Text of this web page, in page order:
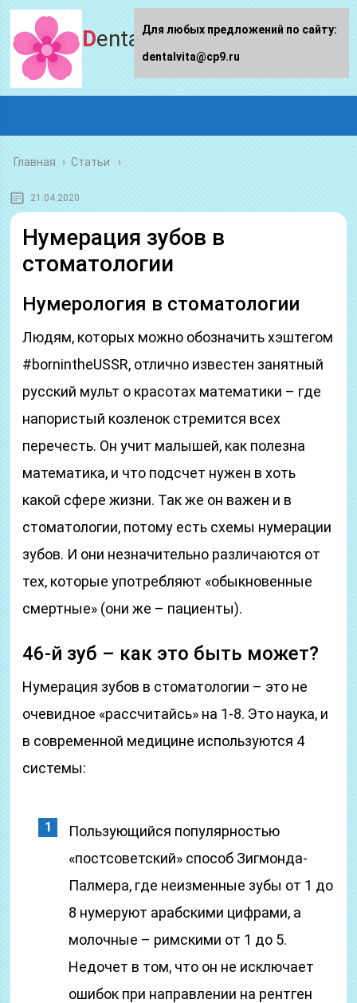
Dentalvita.ru
Главная › Статьи
21.04.2020
Нумерация зубов в
стоматологии
Нумерология в стоматологии
Людям, которых можно обозначить хэштегом
#bornintheUSSR, отлично известен занятный
русский мульт о красотах математики – где
напористый козленок стремится всех
перечесть. Он учит малышей, как полезна
математика, и что подсчет нужен в хоть
какой сфере жизни. Так же он важен и в
стоматологии, потому есть схемы нумерации
зубов. И они незначительно различаются от
тех, которые употребляют «обыкновенные
смертные» (они же – пациенты).
46-й зуб – как это быть может?
Нумерация зубов в стоматологии – это не
очевидное «рассчитайсь» на 1-8. Это наука, и
в современной медицине используются 4
системы:
Пользующийся популярностью
«постсоветский» способ Зигмонда-
Палмера, где неизменные зубы от 1 до
8 нумеруют арабскими цифрами, а
молочные – римскими от 1 до 5.
Недочет в том, что он не исключает
ошибок при направлении на рентген
Для любых предложений по сайту:
dentalvita@cp9.ru